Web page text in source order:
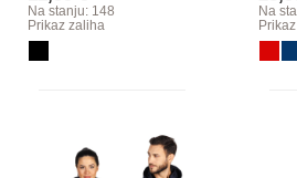
Na stanju: 148
Prikaz zaliha
Na